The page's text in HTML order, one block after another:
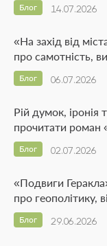
14.07.2026
Блог
«На захід від
про самотність,
06.07.2026
Блог
Рій думок, іронія
прочитати
02.07.2026
Блог
«Подвиги
про геополітику,
29.06.2026
Блог